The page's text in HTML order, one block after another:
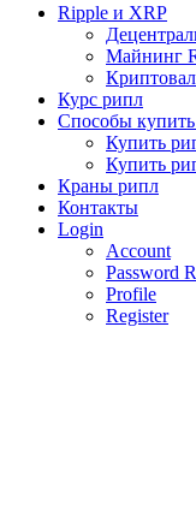
Ripple и XRP
Майнинг
Курс рипл
Способы
Купить
Купить
Краны рипл
Контакты
Login
Account
Password
Profile
Register